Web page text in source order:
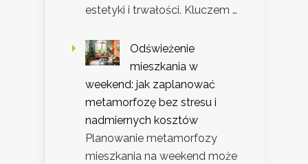
estetyki i trwałości. Kluczem …
Odświeżenie
mieszkania w
weekend: jak zaplanować
metamorfozę bez stresu i
nadmiernych kosztów
Planowanie metamorfozy
mieszkania na weekend może